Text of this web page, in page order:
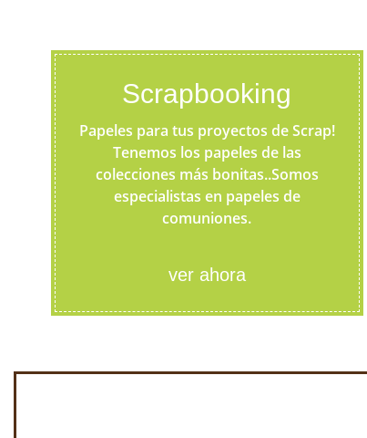
Scrapbooking
Papeles para tus proyectos de Scrap!
Tenemos los papeles de las
colecciones más bonitas..Somos
especialistas en papeles de
comuniones.
ver ahora